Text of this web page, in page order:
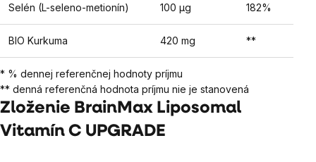
Selén (L-seleno-metionín) 100 µg 182%
BIO Kurkuma 420 mg **
* % dennej referenčnej hodnoty príjmu
** denná referenčná hodnota príjmu nie je stanovená
Zloženie BrainMax Liposomal
Vitamín C UPGRADE